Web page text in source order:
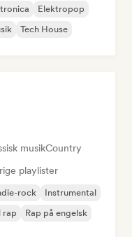
Elektropop
Tech House
musikCountry
playlister
rock
Instrumental
rap Rap på engelsk